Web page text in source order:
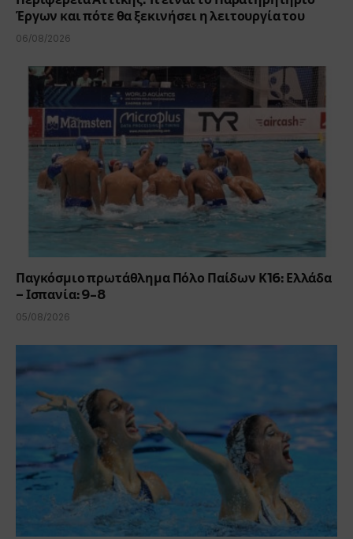
Έργων και πότε θα ξεκινήσει η λειτουργία του
06/08/2026
Παγκόσμιο πρωτάθλημα Πόλο Παίδων Κ16: Ελλάδα
– Ισπανία: 9-8
05/08/2026